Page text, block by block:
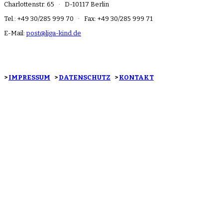
Charlottenstr. 65 · D-10117 Berlin
Tel.: +49 30/285 999 70 · Fax: +49 30/285 999 71
E-Mail:post@liga-kind.de
> IMPRESSUM > DATENSCHUTZ > KONTAKT